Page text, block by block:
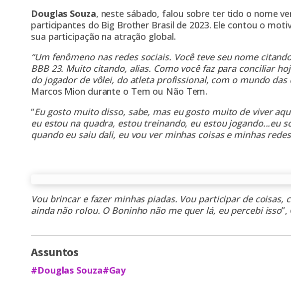
Douglas Souza, neste sábado, falou sobre ter tido o nome
participantes do Big Brother Brasil de 2023. Ele contou o
sua participação na atração global.
“Um fenômeno nas redes sociais. Você teve seu nome
BBB 23. Muito citando, alias. Como você faz para conciliar
do jogador de vôlei, do atleta profissional, com o mundo das
Marcos Mion durante o Tem ou Não Tem.
“Eu gosto muito disso, sabe, mas eu gosto muito de viver
eu estou na quadra, estou treinando, eu estou jogando...eu
quando eu saiu dali, eu vou ver minhas coisas e minhas
Vou brincar e fazer minhas piadas. Vou participar de coisas,
ainda não rolou. O Boninho não me quer lá, eu percebi isso
Assuntos
#Douglas Souza#Gay